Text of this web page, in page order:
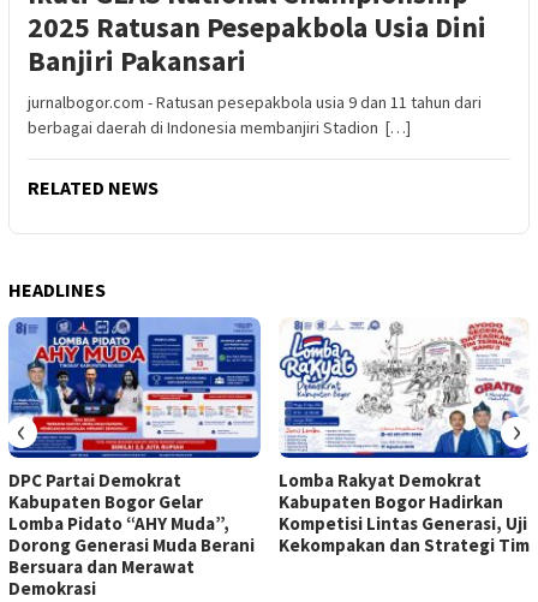
2025 Ratusan Pesepakbola Usia Dini
Banjiri Pakansari
jurnalbogor.com - Ratusan pesepakbola usia 9 dan 11 tahun dari
berbagai daerah di Indonesia membanjiri Stadion […]
RELATED NEWS
HEADLINES
DPC Partai Demokrat
Kabupaten Bogor Gelar
Lomba Pidato “AHY Muda”,
Dorong Generasi Muda Berani
Bersuara dan Merawat
Demokrasi
Lomba Rakyat Demokrat
Kabupaten Bogor Hadirkan
Kompetisi Lintas Generasi, Uji
Kekompakan dan Strategi Tim
‹ ›